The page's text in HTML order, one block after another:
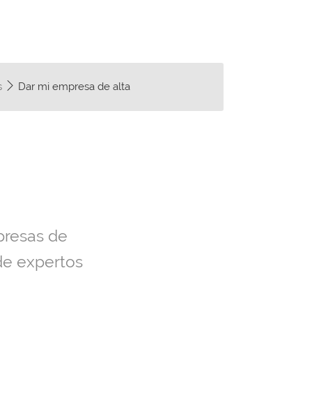
Dar mi empresa de alta
de
expertos